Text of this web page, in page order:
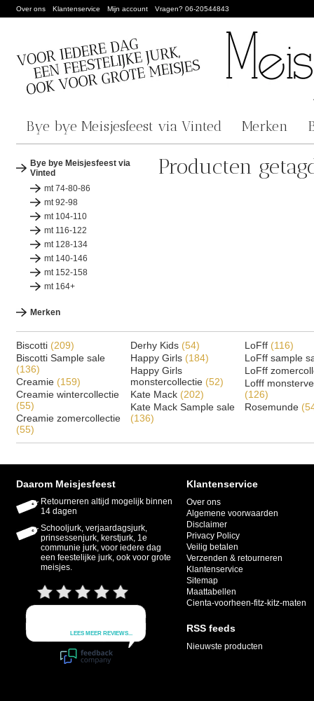
Over ons Klantenservice Mijn account Vragen? 06-20544843
Bye bye Meisjesfeest via Vinted Merken
Bye bye Meisjesfeest via
Vinted
mt 74-80-86
mt 92-98
mt 104-110
mt 116-122
mt 128-134
mt 140-146
mt 152-158
mt 164+
Merken
Producten
Biscotti (209)
Biscotti Sample sale
(136)
Creamie (159)
Creamie wintercollectie
(55)
Creamie zomercollectie
(55)
Derhy Kids (54)
Happy Girls (184)
Happy Girls
monstercollectie (52)
Kate Mack (202)
Kate Mack Sample sale
(136)
LoFff (116)
LoFff sample
LoFff
Lofff
(126)
Rosemunde
Daarom Meisjesfeest
Retourneren altijd mogelijk binnen
14 dagen
Schooljurk, verjaardagsjurk,
prinsessenjurk, kerstjurk, 1e
communie jurk, voor iedere dag
een feestelijke jurk, ook voor grote
meisjes.
Klantenservice
Over ons
Algemene voorwaarden
Disclaimer
Privacy Policy
Veilig betalen
Verzenden & retourneren
Klantenservice
Sitemap
Maattabellen
Cienta-voorheen-fitz-kitz-maten
RSS feeds
Nieuwste producten